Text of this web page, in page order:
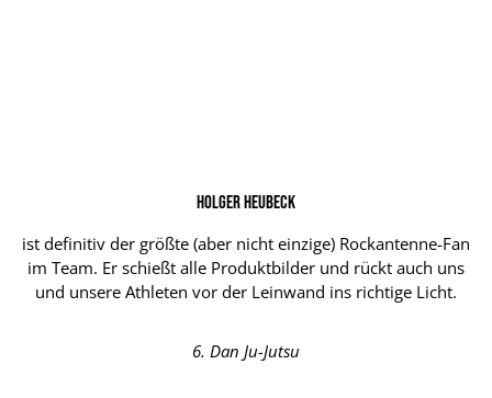
Holger Heubeck
ist definitiv der größte (aber nicht einzige) Rockantenne-Fan
im Team. Er schießt alle Produktbilder und rückt auch uns
und unsere Athleten vor der Leinwand ins richtige Licht.
6. Dan Ju-Jutsu